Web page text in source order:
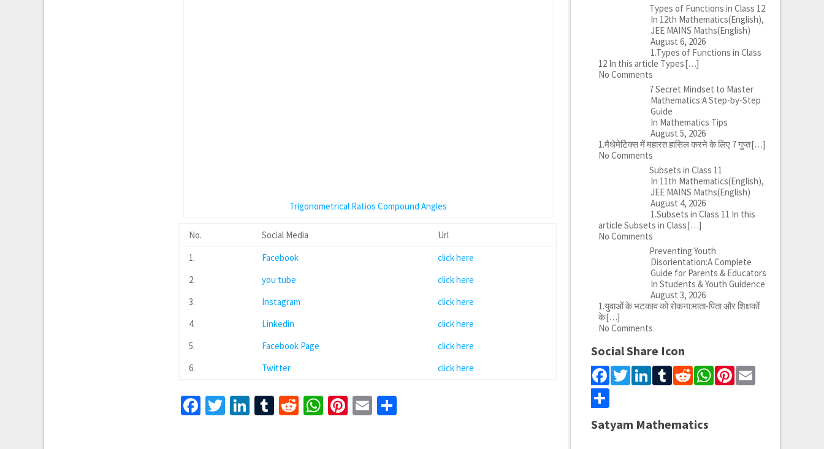
Trigonometrical Ratios Compound Angles
No. Social Media
Url
1.
Facebook
click here
2.
you tube
click here
3.
Instagram
click here
4.
Linkedin
click here
5.
Facebook Page
click here
6.
Twitter click here
Facebook
Twitter
LinkedIn
Tumblr
RedditWhatsApp
Pinterest
Email
Types of Functions in Class 12
In 12th Mathematics(English),
JEE MAINS Maths(English)
August 6, 2026
1.Types of Functions in Class
12 In this article Types[…]
No Comments
7 Secret Mindset to Master
Mathematics:A Step-by-Step
Guide
In Mathematics Tips
August 5, 2026
1.मैथेमेटिक्स में महारत हासिल करने के लिए 7 गुप्त[…]
No Comments
Subsets in Class 11
In 11th Mathematics(English),
JEE MAINS Maths(English)
August 4, 2026
1.Subsets in Class 11 In this
article Subsets in Class[…]
No Comments
Preventing Youth
Disorientation:A Complete
Guide for Parents & Educators
In Students & Youth Guidence
August 3, 2026
1.युवाओं के भटकाव को रोकना:माता-पिता और शिक्षकों
के[…]
No Comments
Social Share Icon
Facebook
Twitter
LinkedIn
Tumblr
Reddit
WhatsApp
Pinterest
Email
Share
Satyam Mathematics